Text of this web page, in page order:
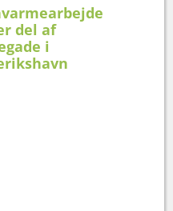
del af
i